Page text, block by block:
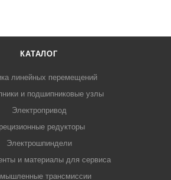
КАТАЛОГ
линейных перемещений
и подшипниковые узлы
Электропривод
редукторы
Электрошпиндели
и материалы для сервиса
трансмиссии